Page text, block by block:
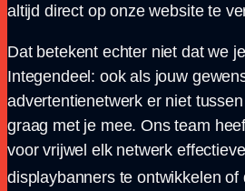
altijd direct op onze website te
Dat betekent echter niet dat we
Integendeel: ook als jouw
advertentienetwerk er niet
graag met je mee. Ons team
voor vrijwel elk netwerk
displaybanners te ontwikkelen of